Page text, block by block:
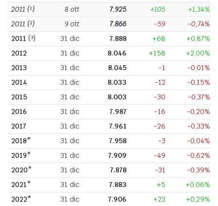
2011 (¹) 8 ott 7.925 +105
+1,34%
2011 (²) 9 ott 7.866 -59
-0,74%
2011 (³) 31 dic 7.888 +68
+0,87%
2012
31 dic 8.046 +158
+2,00%
2013
31 dic 8.045 -1
-0,01%
2014
31 dic 8.033 -12
-0,15%
2015
31 dic 8.003 -30
-0,37%
2016
31 dic 7.987 -16
-0,20%
2017
31 dic 7.961 -26
-0,33%
2018*
31 dic 7.958 -3
-0,04%
2019*
31 dic 7.909 -49 -0,62%
2020*
31 dic 7.878 -31
-0,39%
2021*
31 dic 7.883 +5
+0,06%
2022*
31 dic 7.906 +23
+0,29%